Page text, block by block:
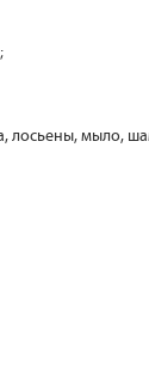
лосьены, мыло,